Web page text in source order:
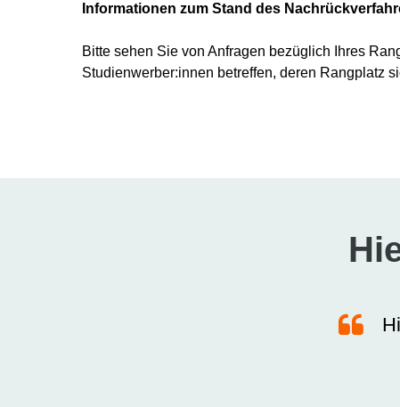
Informationen zum Stand des
Bitte sehen Sie von Anfragen bezüglich Ihres
Studienwerber:innen betreffen, deren Rangplatz
